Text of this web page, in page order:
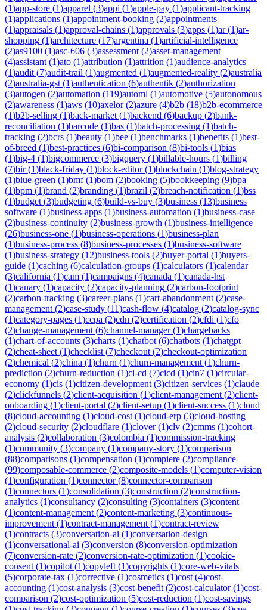
(1)app-store (1)apparel (3)appi (1)apple-pay (1)applicant-tracking
(1)applications (1)appointment-booking (2)appointments
(1)appraisals (1)approval-chains (1)approvals (3)apps (1)ar(1)ar-
shopping (1)architecture (17)argentina (1)artificial-intelligence
(2)as9100 (1)asc-606 (3)assessment (2)asset-management
(4)assistant (1)ato (1)attribution (1)attrition (1)audience-analytics
(1)audit (7)audit-trail (1)augmented (1)augmented-reality (2)australia
(2)australia-gst (1)authentication (6)authentik (2)authorization
(3)autogen (2)automation (119)automl (1)automotive (5)autonomous
(2)awareness (1)aws (10)axelor(2)azure (4)b2b (18)b2b-ecommerce
(1)b2b-selling (1)back-market (1)backend (6)backup (2)bank-
reconciliation (1)barcode (1)bas (1)batch-processing (1)batch-
tracking (2)bcrs (1)beauty (1)bee (1)benchmarks (1)benefits (1)best-
of-breed (1)best-practices (6)bi-comparison (8)bi-tools (1)bias
(1)big-4 (1)bigcommerce (3)bigquery (1)billable-hours (1)billing
(7)bir(1)black-friday (1)block-editor(1)blockchain (1)blog-strategy
(1)blue-green (1)bmf(1)bom (2)booking (5)bookkeeping (9)bpa
(1)bpm (1)brand (2)branding (1)brazil (2)breach-notification (1)bss
(1)budget (3)budgeting (6)build-vs-buy (3)business (13)business
software (1)business-apps (1)business-automation (1)business-case
(2)business-continuity (2)business-growth (1)business-intelligence
(26)business-one (1)business-operations (1)business-plan
(1)business-process (8)business-processes (1)business-software
(1)business-strategy (12)business-tools (2)buyer-portal (1)buyers-
guide (1)caching (6)calculation-groups (1)calculators (1)calendar
(3)california (1)cam (1)campaigns (4)canada (1)canada-hst
(1)canary (1)capacity (2)capacity-planning (2)carbon-footprint
(2)carbon-tracking (3)career-plans (1)cart-abandonment (2)case-
management (2)case-study (11)cash-flow (4)catalog (2)catalog-sync
(1)category-pages (1)ccpa (2)cdn (2)certification (2)cfdi (1)cfo
(2)change-management (6)channel-manager(1)chargebacks
(1)chart-of-accounts (3)charts (1)chatbot (6)chatbots (1)chatgpt
(2)cheat-sheet (1)checklist (7)checkout (2)checkout-optimization
(2)chemical (2)china (1)churn (1)churn-management (1)churn-
prediction (2)churn-reduction (1)ci-cd (7)cicd (1)cin7 (1)circular-
economy (1)cis (1)citizen-development (3)citizen-services (1)claude
(2)clickfunnels (2)client-acquisition (1)client-management (2)client-
onboarding (1)client-portal (2)client-setup (1)client-success (1)cloud
(8)cloud-accounting (1)cloud-cost (1)cloud-erp (3)cloud-hosting
(2)cloud-security (2)cloudflare (1)clover(1)clv (2)cmms (1)cohort-
analysis (2)collaboration (3)colombia (1)commission-tracking
(1)community (3)company (1)company-story (1)comparison
(88)comparisons (1)compensation (1)compiere (2)compliance
(99)composable-commerce (2)composite-models (1)computer-vision
(1)configuration (1)connector(8)connector-comparison
(1)connectors (1)consolidation (3)construction (2)construction-
analytics (1)consultancy (2)consulting (3)containers (3)content
(1)content-management (2)content-marketing (3)continuous-
improvement (1)contract-management (1)contract-review
(1)contracts (3)conversation-ai (1)conversation-design
(1)conversational-ai (3)conversion (8)conversion-optimization
(7)conversion-rate (2)conversion-rate-optimization (1)cookie-
consent (1)copilot (1)copyleft (1)copyrights (1)core-web-vitals
(5)corporate-tax (1)corrective (1)cosmetics (1)cost (4)cost-
accounting (1)cost-analysis (3)cost-benefit (2)cost-calculator(1)cost-
comparison (2)cost-optimization (5)cost-reduction (1)cost-savings